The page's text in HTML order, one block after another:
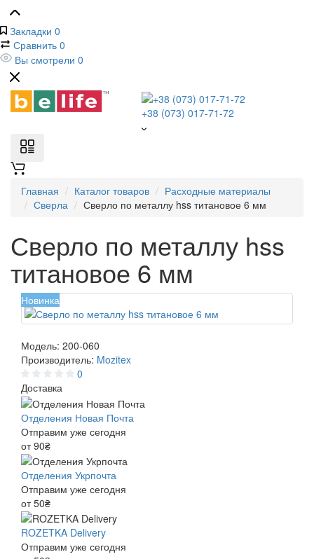
Закладки 0
Сравнить 0
Вы смотрели 0
+38 (073) 017-71-72
Главная Каталог товаров
Расходные материалы
Сверла
Сверло по металлу hss титановое 6 мм
Сверло по металлу hss
титановое 6 мм
Новинка
Модель: 200-060
Производитель: Mozitex
0
Доставка
Отделения Новая Почта
Отправим уже сегодня
от 90₴
Отделения Укрпочта
Отправим уже сегодня
от 50₴
ROZETKA Delivery
Отправим уже сегодня